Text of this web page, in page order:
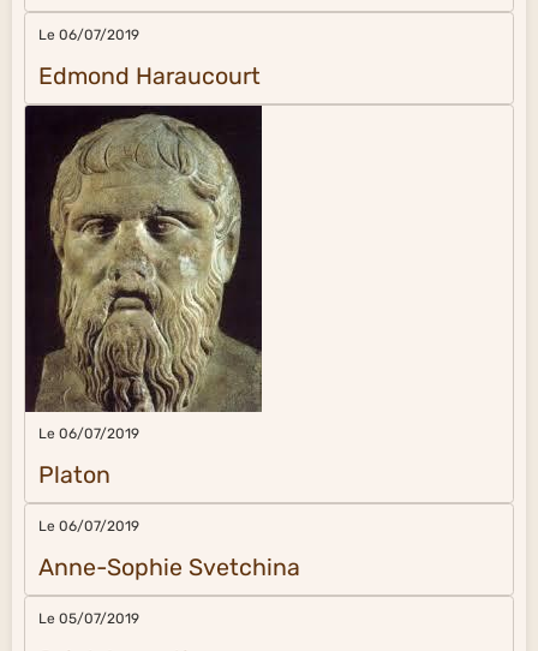
Le 06/07/2019
Edmond Haraucourt
Le 06/07/2019
Platon
Le 06/07/2019
Anne-Sophie Svetchina
Le 05/07/2019